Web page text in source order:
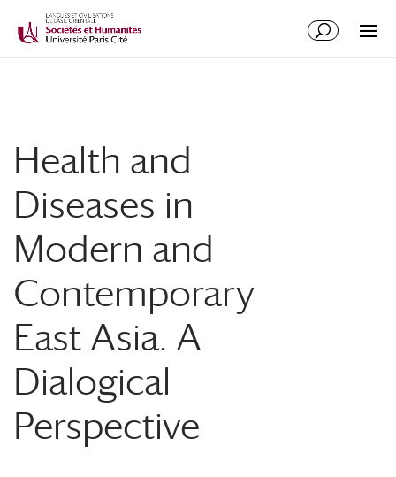
Health and
Diseases in
Modern and
Contemporary
East Asia. A
Dialogical
Perspective